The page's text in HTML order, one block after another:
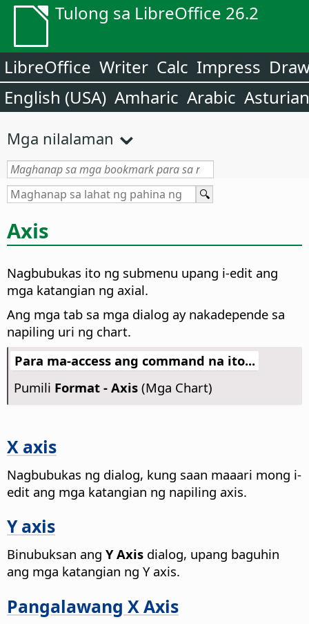
Tulong sa LibreOffice 26.2
LibreOffice Writer Calc Impress
English (USA) Amharic Arabic Asturian
Mga nilalaman
Axis
Nagbubukas ito ng submenu upang i-edit ang
mga katangian ng axial.
Ang mga tab sa mga dialog ay nakadepende sa
napiling uri ng chart.
Para ma-access ang command na ito...
Pumili Format - Axis(Mga Chart)
X axis
Nagbubukas ng dialog, kung saan maaari mong i-
edit ang mga katangian ng napiling axis.
Y axis
Binubuksan ang Y Axis dialog, upang baguhin
ang mga katangian ng Y axis.
Pangalawang X Axis